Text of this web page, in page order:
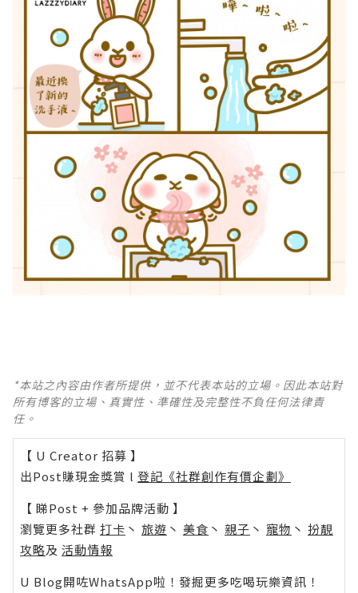
*本站之內容由作者所提供，並不代表本站的立場。因此本站對
所有博客的立場、真實性、準確性及完整性不負任何法律責
任。
【 U Creator 招募 】
出Post賺現金獎賞 l 登記《社群創作有價企劃》
【 睇Post + 參加品牌活動 】
瀏覽更多社群 打卡 丶 旅遊 丶 美食 丶 親子 丶 寵物 丶 扮靚
攻略及 活動情報
U Blog開咗WhatsApp啦！發掘更多吃喝玩樂資訊！